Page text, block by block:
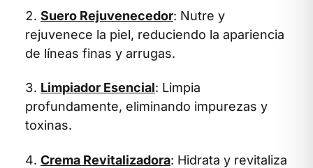
Suero Rejuvenecedor: Nutre y
rejuvenece la piel, reduciendo la apariencia
de líneas finas y arrugas.
Limpiador Esencial: Limpia
profundamente, eliminando impurezas y
toxinas.
Crema Revitalizadora: Hidrata y revitaliza